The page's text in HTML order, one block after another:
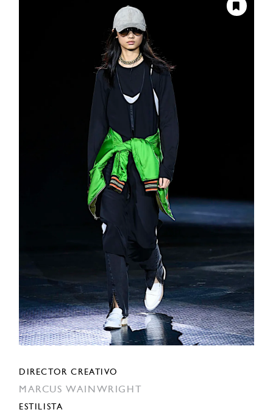
DIRECTOR CREATIVO
MARCUS WAINWRIGHT
ESTILISTA